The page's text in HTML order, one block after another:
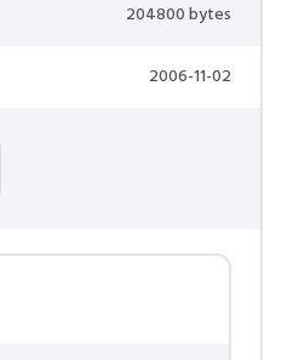
204800 bytes
2006-11-02